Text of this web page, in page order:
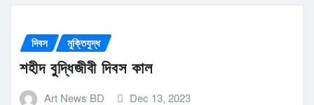
দিবস মুক্তিযুদ্ধ
শহীদ বুদ্ধিজীবী দিবস কাল
Art News BD Dec 13, 2023